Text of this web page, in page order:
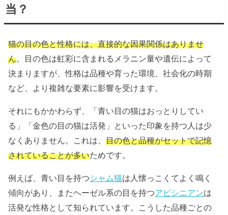
当？
猫の目の色と性格には、直接的な因果関係はありませ
ん 。目の色は虹彩に含まれるメラニン量や遺伝によって
決まりますが、性格は品種や育った環境、社会化の時期
など、より複雑な要素に影響を受けます。
それにもかかわらず、「青い目の猫はおっとりしてい
る」「金色の目の猫は活発」といった印象を持つ人は少
なくありません。これは、目の色と品種がセットで記憶
されていることが多いためです。
例えば、青い目を持つシャム猫は人懐っこくてよく鳴く
傾向があり、またヘーゼル系の目を持つアビシニアンは
活発な性格として知られています。こうした品種ごとの